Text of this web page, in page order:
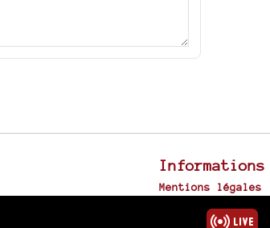
Informations
Mentions légales
Plan du site